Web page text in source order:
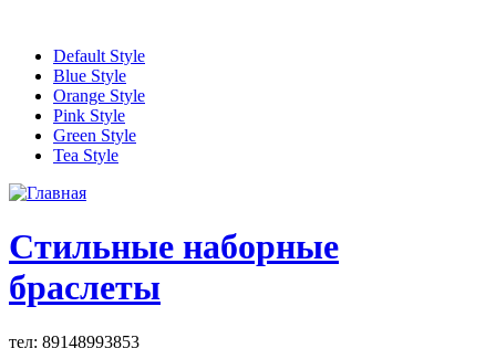
Default Style
Blue Style
Orange Style
Pink Style
Green Style
Tea Style
Стильные наборные
браслеты
тел: 89148993853